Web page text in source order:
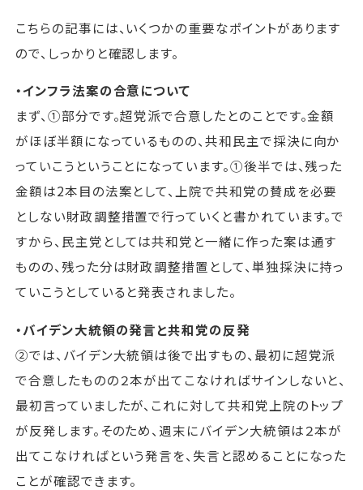
こちらの記事には、いくつかの重要なポイントがあります
ので、しっかりと確認します。
・インフラ法案の合意について
まず、①部分です。超党派で合意したとのことです。金額
がほぼ半額になっているものの、共和民主で採決に向か
っていこうということになっています。①後半では、残った
金額は2本目の法案として、上院で共和党の賛成を必要
としない財政調整措置で行っていくと書かれています。で
すから、民主党としては共和党と一緒に作った案は通す
ものの、残った分は財政調整措置として、単独採決に持っ
ていこうとしていると発表されました。
・バイデン大統領の発言と共和党の反発
②では、バイデン大統領は後で出すもの、最初に超党派
で合意したものの２本が出てこなければサインしないと、
最初言っていましたが、これに対して共和党上院のトップ
が反発します。そのため、週末にバイデン大統領は２本が
出てこなければという発言を、失言と認めることになった
ことが確認できます。